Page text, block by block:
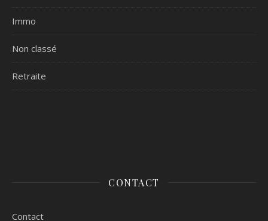
Immo
Non classé
Retraite
CONTACT
Contact